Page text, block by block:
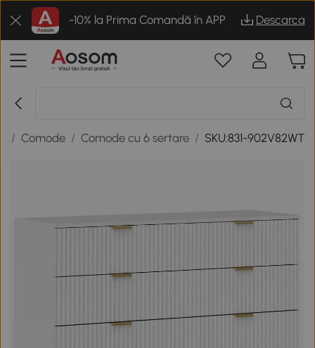
-10% la Prima Comandă în APP Descarca
/ Comode / Comode cu 6 sertare / SKU:831-902V82WT